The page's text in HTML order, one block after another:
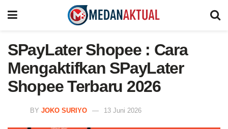
SPayLater Shopee : Cara
Mengaktifkan SPayLater
Shopee Terbaru 2026
BY JOKO SURIYO 13 Juni 2026